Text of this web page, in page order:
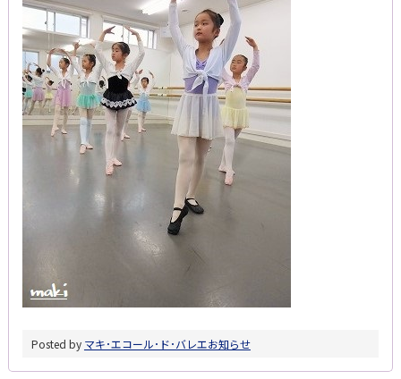
Posted by マキ･エコール･ド･バレエお知らせ